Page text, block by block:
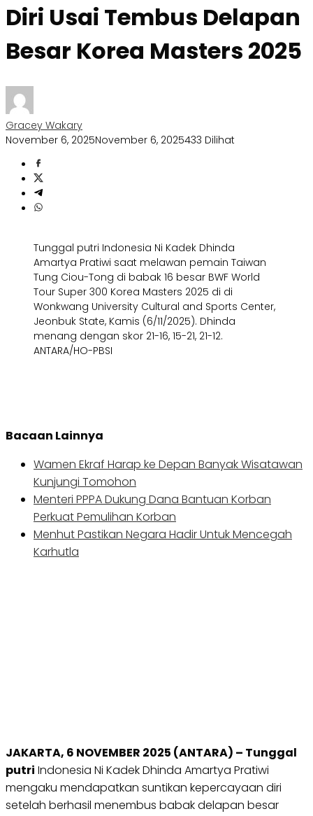
Diri Usai Tembus Delapan
Besar Korea Masters 2025
Gracey Wakary
November 6, 2025November 6, 2025433 Dilihat
Tunggal putri Indonesia Ni Kadek Dhinda
Amartya Pratiwi saat melawan pemain Taiwan
Tung Ciou-Tong di babak 16 besar BWF World
Tour Super 300 Korea Masters 2025 di di
Wonkwang University Cultural and Sports Center,
Jeonbuk State, Kamis (6/11/2025). Dhinda
menang dengan skor 21-16, 15-21, 21-12.
ANTARA/HO-PBSI
Bacaan Lainnya
Wamen Ekraf Harap ke Depan Banyak Wisatawan
Kunjungi Tomohon
Menteri PPPA Dukung Dana Bantuan Korban
Perkuat Pemulihan Korban
Menhut Pastikan Negara Hadir Untuk Mencegah
Karhutla
JAKARTA, 6 NOVEMBER 2025 (ANTARA) – Tunggal
putri Indonesia Ni Kadek Dhinda Amartya Pratiwi
mengaku mendapatkan suntikan kepercayaan diri
setelah berhasil menembus babak delapan besar